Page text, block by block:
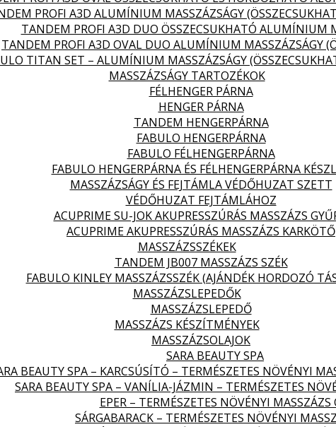
PROFI A3D ALUMÍNIUM MASSZÁZSÁGY
TANDEM PROFI A3D DUO ÖSSZECSUKHATÓ ALUMÍNIUM
TANDEM PROFI A3D OVAL DUO ALUMÍNIUM MASSZÁZSÁGY
TITAN SET – ALUMÍNIUM MASSZÁZSÁGY
MASSZÁZSÁGY TARTOZÉKOK
FÉLHENGER PÁRNA
HENGER PÁRNA
TANDEM HENGERPÁRNA
FABULO HENGERPÁRNA
FABULO FÉLHENGERPÁRNA
FABULO HENGERPÁRNA ÉS FÉLHENGERPÁRNA
MASSZÁZSÁGY ÉS FEJTÁMLA VÉDŐHUZAT SZETT
VÉDŐHUZAT FEJTÁMLÁHOZ
ACUPRIME SU-JOK AKUPRESSZÚRÁS MASSZÁZS
ACUPRIME AKUPRESSZÚRÁS MASSZÁZS KARKÖTŐ
MASSZÁZSSZÉKEK
TANDEM JB007 MASSZÁZS SZÉK
FABULO KINLEY MASSZÁZSSZÉK (AJÁNDÉK HORDOZÓ
MASSZÁZSLEPEDŐK
MASSZÁZSLEPEDŐ
MASSZÁZS KÉSZÍTMÉNYEK
MASSZÁZSOLAJOK
SARA BEAUTY SPA
BEAUTY SPA – KARCSÚSÍTÓ – TERMÉSZETES NÖVÉNYI
SARA BEAUTY SPA – VANÍLIA-JÁZMIN – TERMÉSZETES
EPER – TERMÉSZETES NÖVÉNYI MASSZÁZS
SÁRGABARACK – TERMÉSZETES NÖVÉNYI